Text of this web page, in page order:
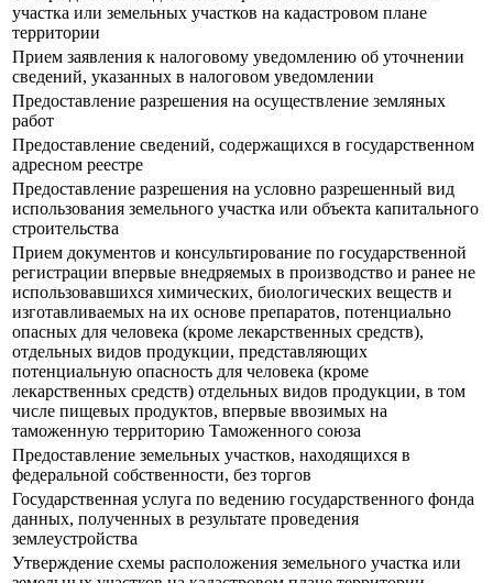
участка или земельных участков на кадастровом плане
территории
Прием заявления к налоговому уведомлению об уточнении
сведений, указанных в налоговом уведомлении
Предоставление разрешения на осуществление земляных
работ
Предоставление сведений, содержащихся в государственном
адресном реестре
Предоставление разрешения на условно разрешенный вид
использования земельного участка или объекта капитального
строительства
Прием документов и консультирование по государственной
регистрации впервые внедряемых в производство и ранее не
использовавшихся химических, биологических веществ и
изготавливаемых на их основе препаратов, потенциально
опасных для человека (кроме лекарственных средств),
отдельных видов продукции, представляющих
потенциальную опасность для человека (кроме
лекарственных средств) отдельных видов продукции, в том
числе пищевых продуктов, впервые ввозимых на
таможенную территорию Таможенного союза
Предоставление земельных участков, находящихся в
федеральной собственности, без торгов
Государственная услуга по ведению государственного фонда
данных, полученных в результате проведения
землеустройства
Утверждение схемы расположения земельного участка или